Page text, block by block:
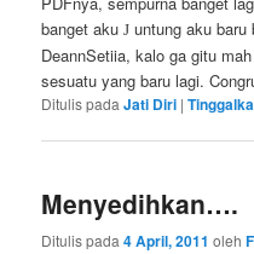
banget akuJ untung aku baru
DeannSetiia, kalo ga gitu
sesuatu yang baru lagi.
Ditulis pada Jati Diri |
Menyedihkan….
Ditulis pada4 April, 2011 oleh